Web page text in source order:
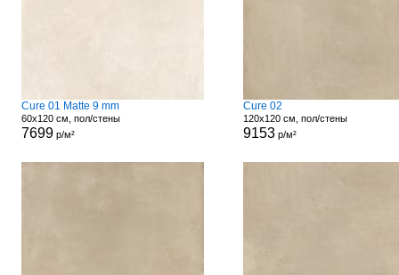
Cure 01 Matte 9 mm
60x120 см, пол/стены
7699р/м²
Cure 02
120x120 см, пол/стены
9153р/м²